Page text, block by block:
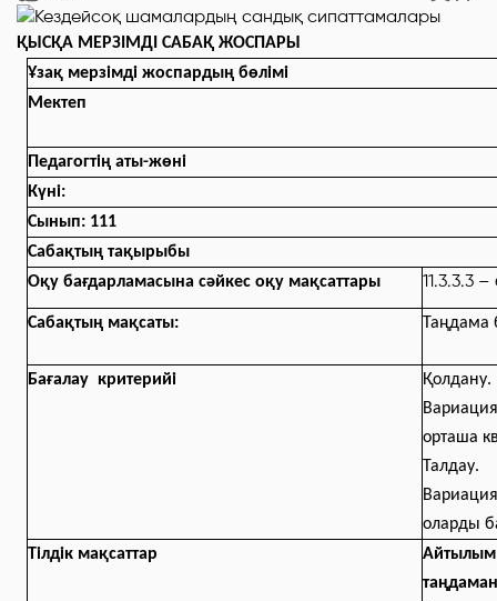
ҚЫСҚА МЕРЗІМДІ САБАҚ ЖОСПАРЫ
Ұзақ мерзімді жоспардың бөлімі
Мектеп
Педагогтің аты-жөні
Күні:
Сынып: 111
Сабақтың тақырыбы
Оқу бағдарламасына сәйкес оқу мақсаттары 11.3.3.3
Сабақтың мақсаты: Таңдама
Бағалау критерийі
Қолдану.
орташа
Талдау.
оларды
Тілдік мақсаттар
Айтылым: